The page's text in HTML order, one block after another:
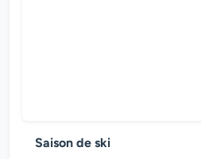
Saison de ski